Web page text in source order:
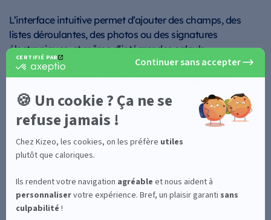
L’interface intuitive permet d’ajouter des champs, des
listes déroulantes, des photos ou des signatures
électroniques, et même d’intégrer des calculs
automatiques. Ces fonctionnalités transforment un
simple formulaire en un véritableoutil de pilotage.
Kizeo Formsmet à disposition unebibliothèque de
formulaires préconfigurés
, directement inspirée des cas
d’usage clients, afin de gagner du temps dans la mise en
œuvre.
On y retrouve par exemple des modèles prêts à l’emploi
pour le suivi de chantier, les bons de livraisonou lesnotes
de frais numériques